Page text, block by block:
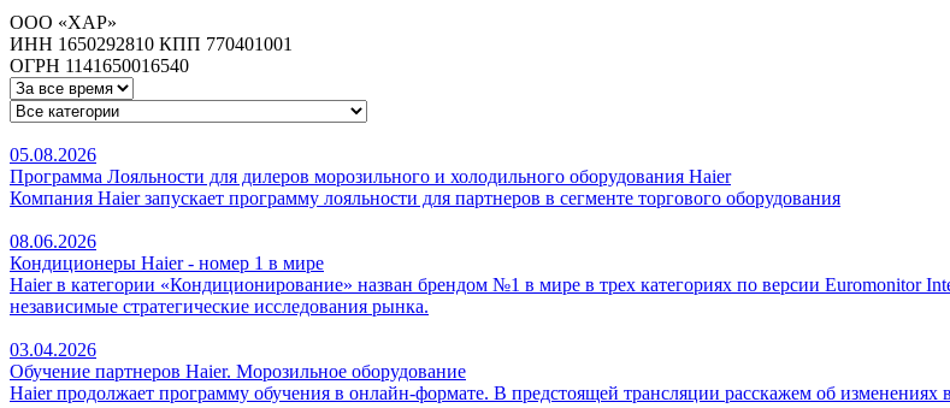
ООО «ХАР»
ИНН 1650292810 КПП 770401001
ОГРН 1141650016540
05.08.2026
Программа Лояльности для дилеров морозильного и холодильного оборудования Haier
Компания Haier запускает программу лояльности для партнеров в сегменте торгового оборудования
08.06.2026
Кондиционеры Haier - номер 1 в мире
Haier в категории «Кондиционирование» назван брендом №1 в мире в трех категориях по версии Euromonitor
независимые стратегические исследования рынка.
03.04.2026
Обучение партнеров Haier. Морозильное оборудование
Haier продолжает программу обучения в онлайн-формате. В предстоящей трансляции расскажем об изменениях